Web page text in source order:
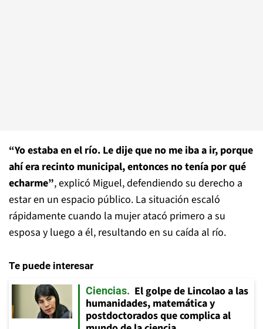
“Yo estaba en el río. Le dije que no me iba a ir, porque
ahí era recinto municipal, entonces no tenía por qué
echarme”, explicó Miguel, defendiendo su derecho a
estar en un espacio público. La situación escaló
rápidamente cuando la mujer atacó primero a su
esposa y luego a él, resultando en su caída al río.
Te puede interesar
Ciencias
El golpe de Lincolao a las
humanidades, matemática y
postdoctorados que complica al